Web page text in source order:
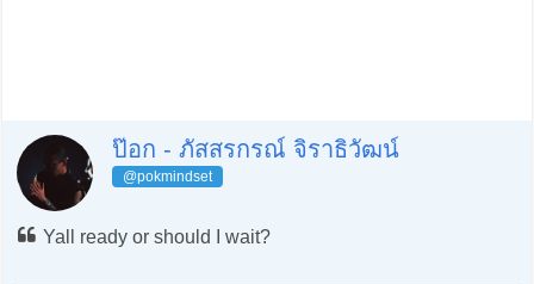
ป๊อก - ภัสสรกรณ์ จิราธิวัฒน์
@pokmindset
Yall ready or should I wait?